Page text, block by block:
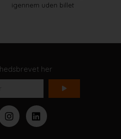
igennem uden billet
her